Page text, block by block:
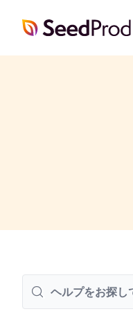
SeedProd